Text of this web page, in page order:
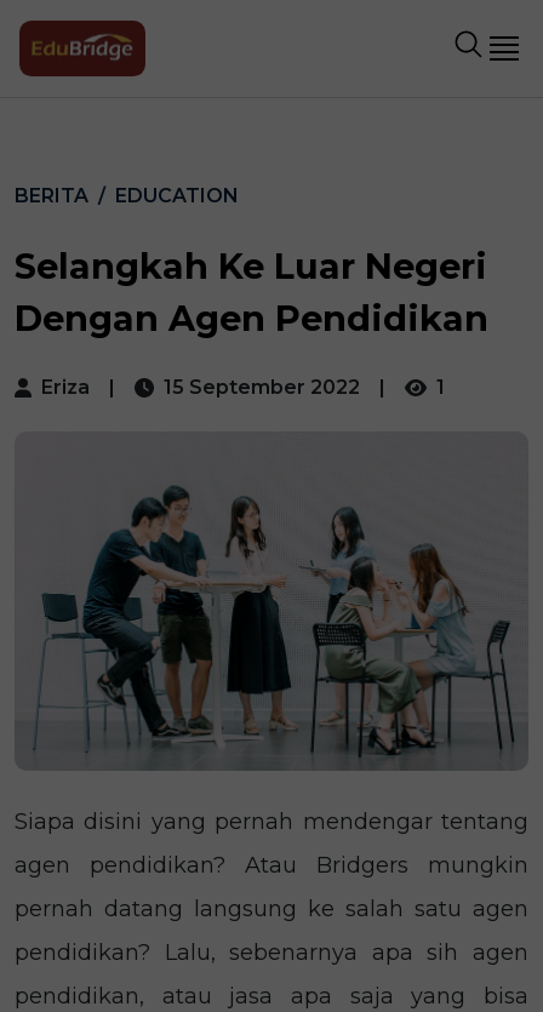
BERITA EDUCATION
Selangkah Ke Luar Negeri
Dengan Agen Pendidikan
Eriza | 15 September 2022 | 1
Siapa disini yang pernah mendengar tentang
agen pendidikan? Atau Bridgers mungkin
pernah datang langsung ke salah satu agen
pendidikan? Lalu, sebenarnya apa sih agen
pendidikan, atau jasa apa saja yang bisa